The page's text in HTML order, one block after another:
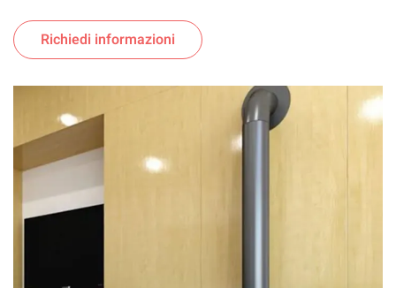
Richiedi informazioni